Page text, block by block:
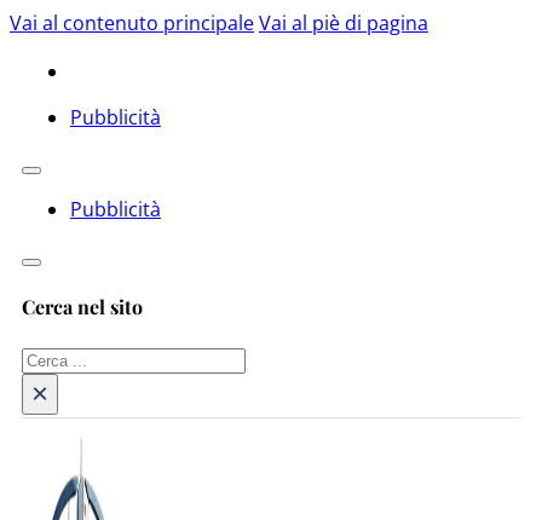
Vai al contenuto principaleVai al piè di pagina
Pubblicità
Pubblicità
Cerca nel sito
Cerca
×